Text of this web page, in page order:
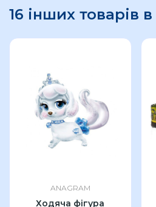
16 інших товарів в
ANAGRAM
Ходяча фігура